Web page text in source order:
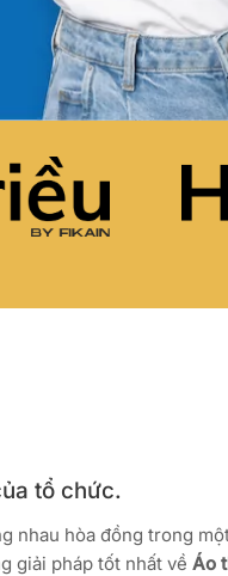
tổ chức.
nhau hòa đồng trong
giải pháp tốt nhất về Áo